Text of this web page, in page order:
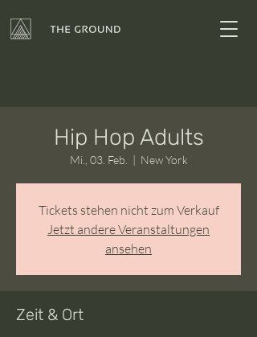
Hip Hop Adults
Mi., 03. Feb.
  |
New York
Tickets stehen nicht zum Verkauf
Jetzt andere Veranstaltungen
ansehen
Zeit & Ort